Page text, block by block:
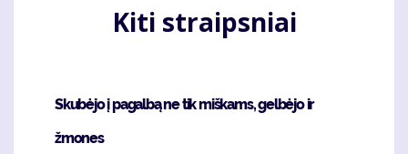
Kiti straipsniai
Skubėjo į pagalbą ne tik miškams, gelbėjo ir
žmones